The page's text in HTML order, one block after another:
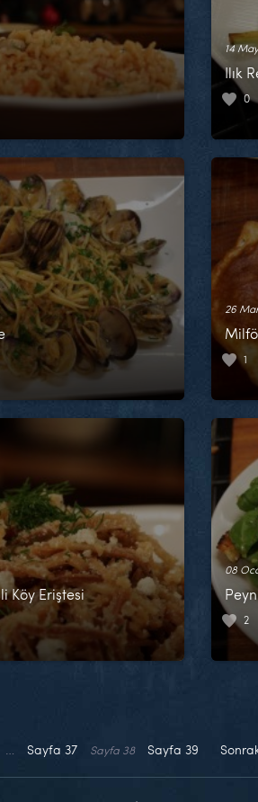
14
Ilık
0
26
1
Köy Eriştesi
08
2
… Sayfa 37 Sayfa 38 Sayfa 39